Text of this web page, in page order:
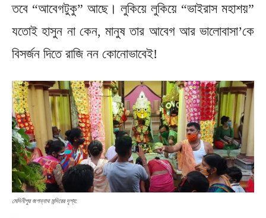
তবে “আবেগটুকু” আছে। লুকিয়ে লুকিয়ে “ভাইরাস মহাশয়”
যতোই হাসুন না কেন, মানুষ তার আবেগ আর ভালোবাসা’কে
বিসর্জন দিতে রাজি নন কোনোভাবেই!
মেদিনীপুর জগন্নাথ মন্দিরের দৃশ্য: